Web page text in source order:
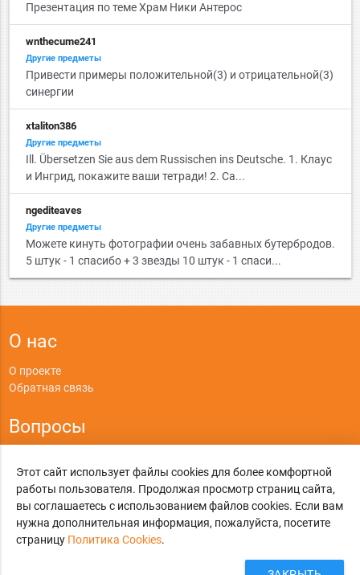
Презентация по теме Храм Ники Антерос
wnthecume241
Другие предметы
Привести примеры положительной(3) и отрицательной(3)
синергии
xtaliton386
Другие предметы
Ill. Übersetzen Sie aus dem Russischen ins Deutsche. 1. Клаус
и Ингрид, покажите ваши тетради! 2. Са...
ngediteaves
Другие предметы
Можете кинуть фотографии очень забавных бутербродов.
5 штук - 1 спасибо + 3 звезды 10 штук - 1 спаси...
О нас
О проекте
Обратная связь
Вопросы
Политика конфиденциальности
©Online-Otvet.ru, 2012-2026
Этот сайт использует cookiesПолитика Cookies
Этот сайт использует файлы cookies для более комфортной
работы пользователя. Продолжая просмотр страниц сайта,
вы соглашаетесь с использованием файлов cookies. Если вам
нужна дополнительная информация, пожалуйста, посетите
страницу Политика Cookies.